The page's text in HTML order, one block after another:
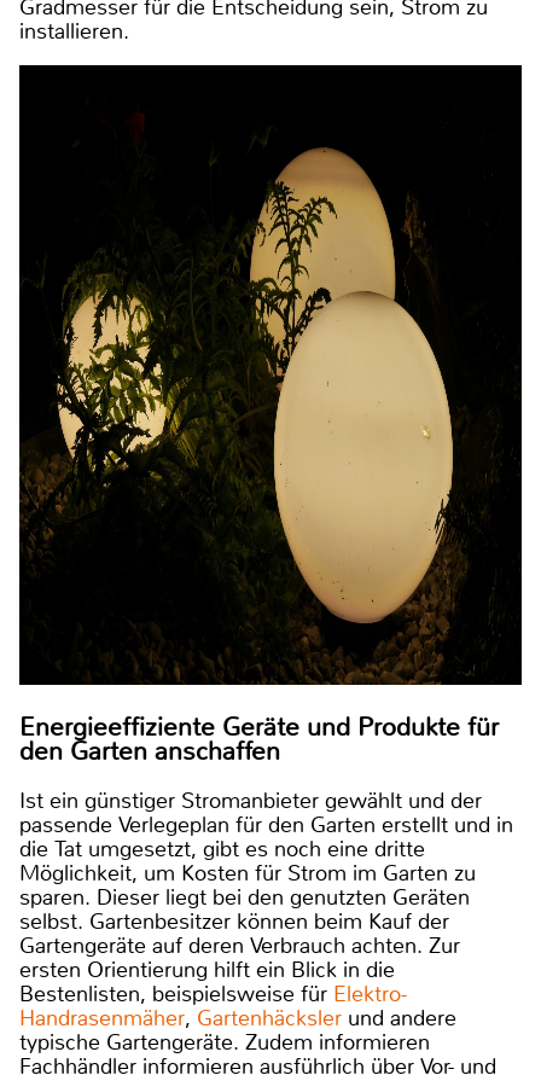
Gradmesser für die Entscheidung sein, Strom zu
installieren.
Energieeffiziente Geräte und Produkte für
den Garten anschaffen
Ist ein günstiger Stromanbieter gewählt und der
passende Verlegeplan für den Garten erstellt und in
die Tat umgesetzt, gibt es noch eine dritte
Möglichkeit, um Kosten für Strom im Garten zu
sparen. Dieser liegt bei den genutzten Geräten
selbst. Gartenbesitzer können beim Kauf der
Gartengeräte auf deren Verbrauch achten. Zur
ersten Orientierung hilft ein Blick in die
Bestenlisten, beispielsweise für Elektro-
Handrasenmäher, Gartenhäcksler und andere
typische Gartengeräte. Zudem informieren
Fachhändler informieren ausführlich über Vor- und